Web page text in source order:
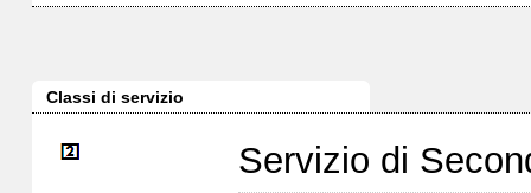
Classi di servizio
Servizio di